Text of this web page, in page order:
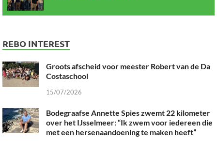
REBO INTEREST
Groots afscheid voor meester Robert van de Da
Costaschool
15/07/2026
Bodegraafse Annette Spies zwemt 22 kilometer
over het IJsselmeer: “Ik zwem voor iedereen die
met een hersenaandoening te maken heeft”